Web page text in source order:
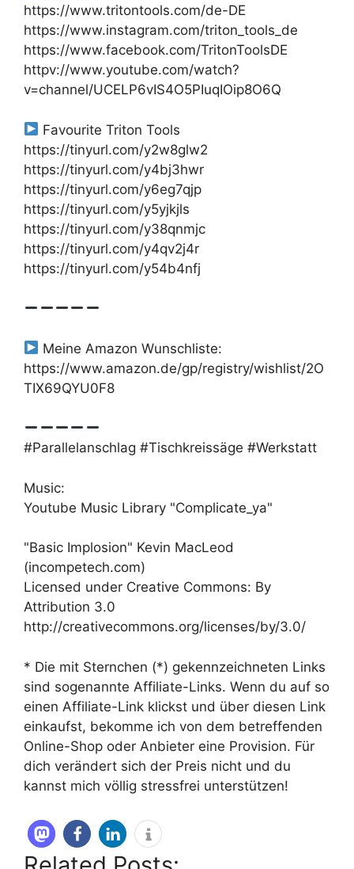
https://www.tritontools.com/de-DE
https://www.instagram.com/triton_tools_de
https://www.facebook.com/TritonToolsDE
httpv://www.youtube.com/watch?
v=channel/UCELP6vIS4O5PIuqIOip8O6Q
Favourite Triton Tools
https://tinyurl.com/y2w8glw2
https://tinyurl.com/y4bj3hwr
https://tinyurl.com/y6eg7qjp
https://tinyurl.com/y5yjkjls
https://tinyurl.com/y38qnmjc
https://tinyurl.com/y4qv2j4r
https://tinyurl.com/y54b4nfj
Meine Amazon Wunschliste:
https://www.amazon.de/gp/registry/wishlist/2O
TIX69QYU0F8
#Parallelanschlag #Tischkreissäge #Werkstatt
Music:
Youtube Music Library "Complicate_ya"
"Basic Implosion" Kevin MacLeod
(incompetech.com)
Licensed under Creative Commons: By
Attribution 3.0
http://creativecommons.org/licenses/by/3.0/
* Die mit Sternchen (*) gekennzeichneten Links
sind sogenannte Affiliate-Links. Wenn du auf so
einen Affiliate-Link klickst und über diesen Link
einkaufst, bekomme ich von dem betreffenden
Online-Shop oder Anbieter eine Provision. Für
dich verändert sich der Preis nicht und du
kannst mich völlig stressfrei unterstützen!